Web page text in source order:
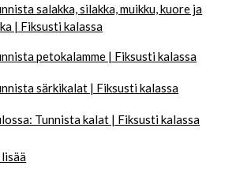
salakka, silakka, muikku, kuore ja
| Fiksusti kalassa
petokalamme | Fiksusti kalassa
särkikalat | Fiksusti kalassa
Tunnista kalat | Fiksusti kalassa